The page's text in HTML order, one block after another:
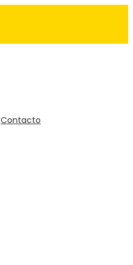
Contacto